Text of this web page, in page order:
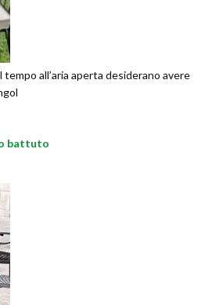
all’aria aperta desiderano avere
battuto